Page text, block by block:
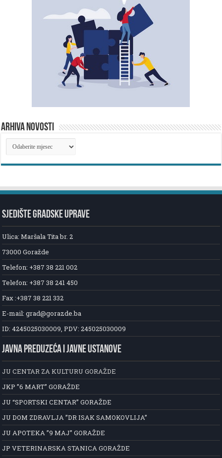
ARHIVA NOVOSTI
ARHIVA
NOVOSTI
SJEDIŠTE GRADSKE UPRAVE
Ulica: Maršala Tita br. 2
73000 Goražde
Telefon: +387 38 221 002
Telefon: +387 38 241 450
Fax :+387 38 221 332
E-mail: grad@gorazde.ba
ID: 4245025030009, PDV: 245025030009
JAVNA PREDUZEĆA I JAVNE USTANOVE
JU CENTAR ZA KULTURU GORAŽDE
JKP ”6 MART” GORAŽDE
JU “SPORTSKI CENTAR” GORAŽDE
JU DOM ZDRAVLJA ”DR ISAK SAMOKOVLIJA”
JU APOTEKA ”9 MAJ” GORAŽDE
JP VETERINARSKA STANICA GORAŽDE